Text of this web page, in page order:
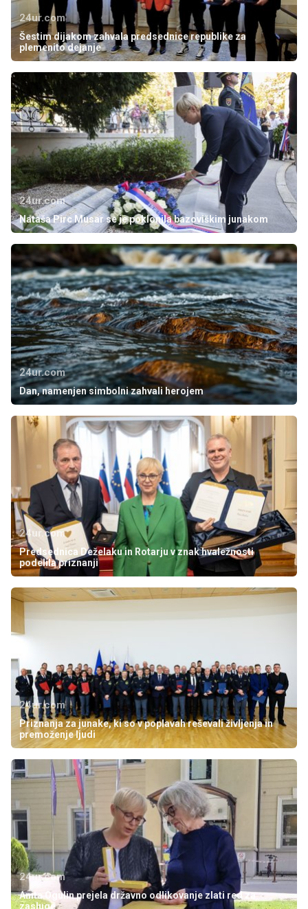
24ur.com
Šestim dijakom zahvala predsednice republike za
plemenito dejanje
24ur.com
Nataša Pirc Musar se je poklonila bazoviškim junakom
24ur.com
Dan, namenjen simbolni zahvali herojem
24ur.com
Predsednica Deželaku in Rotarju v znak hvaležnosti
podelila priznanji
24ur.com
Priznanja za junake, ki so v poplavah reševali življenja in
premoženje ljudi
24ur.com
Anita Ogulin prejela državno odlikovanje zlati red za
zasluge